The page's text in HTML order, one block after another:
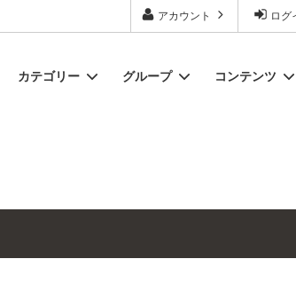
ログ
アカウント
カテゴリー グループ コンテンツ